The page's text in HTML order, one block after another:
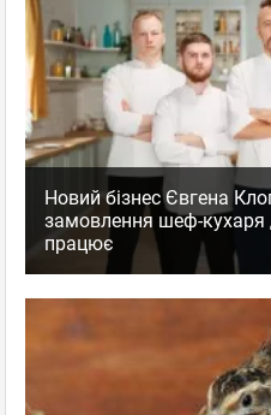
Новий бізнес Євгена
замовлення шеф-кухаря
працює